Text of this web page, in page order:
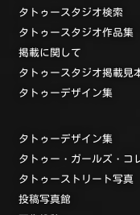
タトゥースタジオ検索
タトゥースタジオ作品集
掲載に関して
タトゥースタジオ掲載見
タトゥーデザイン集
タトゥーデザイン集
タトゥー・ガールズ・コ
タトゥーストリート写真
投稿写真館